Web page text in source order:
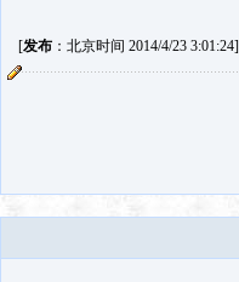
[发布：北京时间 2014/4/23 3:01:24]